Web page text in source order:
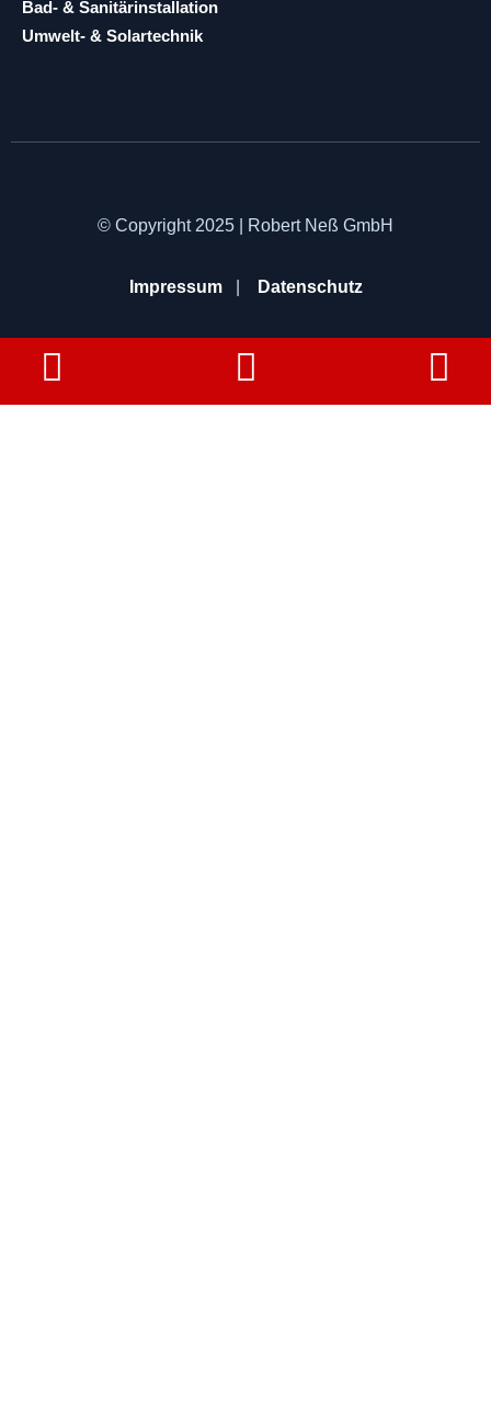
Bad- & Sanitärinstallation
Umwelt- & Solartechnik
© Copyright 2025 | Robert Neß GmbH
Impressum| Datenschutz